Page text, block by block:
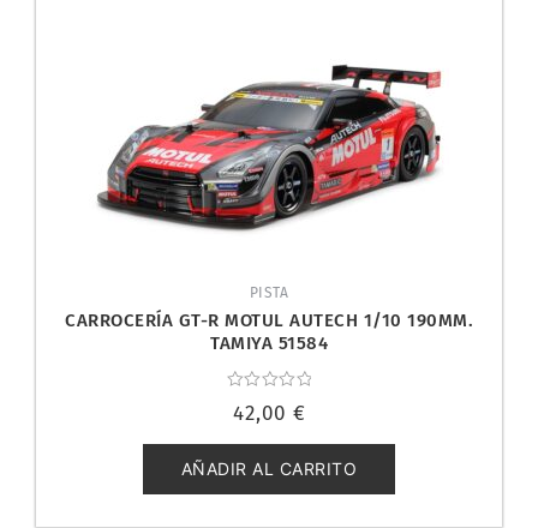
PISTA
CARROCERÍA GT-R MOTUL AUTECH 1/10 190MM.
TAMIYA 51584
con
de
5
42,00 €
AÑADIR AL CARRITO